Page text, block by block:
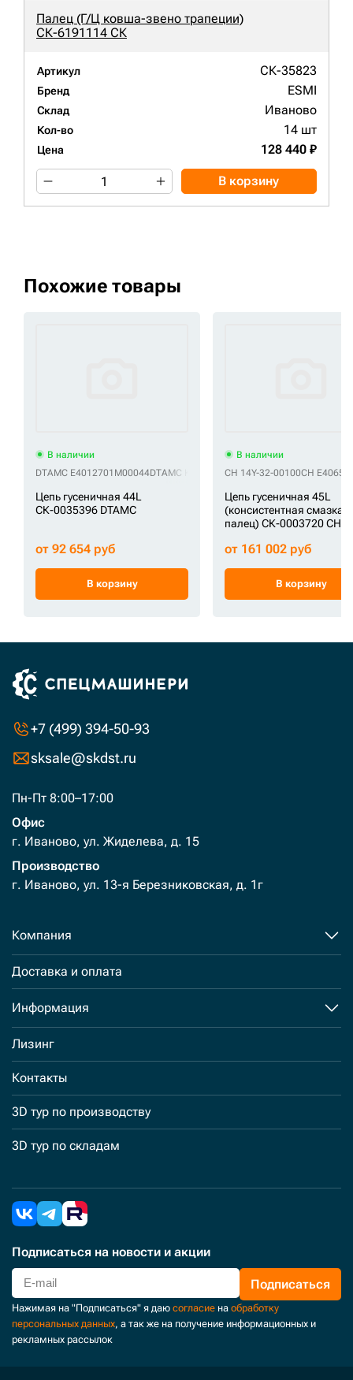
Палец (Г/Ц ковша-звено трапеции)
СК-6191114 СК
Артикул СК-35823
Бренд ESMI
Склад Иваново
Кол-во 14 шт
Цена 128 440 ₽
В корзину
Похожие товары
В наличии
DTAMC E4012701M00044DTAMC KM1262/44DTAMC UL175K6P44
Цепь гусеничная 44L
СК-0035396 DTAMC
от 92 654 руб
В корзину
В наличии
CH 14Y-32-00100CH
Цепь гусеничная 45L
(консистентная смазка,
палец) СК-0003720 CH
от 161 002 руб
В корзину
+7 (499) 394-50-93
sksale@skdst.ru
Пн-Пт 8:00–17:00
Офис
г. Иваново, ул. Жиделева, д. 15
Производство
г. Иваново, ул. 13-я Березниковская, д. 1г
Компания
Доставка и оплата
Информация
Лизинг
Контакты
3D тур по производству
3D тур по складам
Подписаться на новости и акции
Подписаться
Нажимая на "Подписаться" я даю согласие на обработку
персональных данных, а так же на получение информационных и
рекламных рассылок